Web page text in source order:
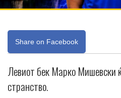
Share on Facebook
Левиот бек Марко Мишевски
странство.